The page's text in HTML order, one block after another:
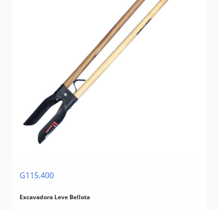
G115.400
Excavadora Leve Bellota